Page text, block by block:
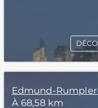
Edmund-
À 68,58 km